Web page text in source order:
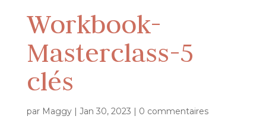
Workbook-
Masterclass-5
clés
par Maggy| Jan 30, 2023 | 0 commentaires